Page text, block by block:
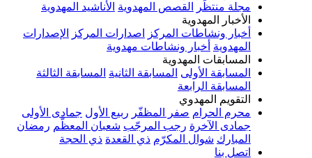
منتظَر
القصص المهدوية الأناشيد المهدوية
المهدوية
ونشاطات المركز اصدارات المركز الإصدارات
أخبار ونشاطات مهدوية
المهدوية
الأولى المسابقة الثانية المسابقة الثالثة
الرابعة
المهدوي
الحرام
صفر المظفّر ربيع الأول جمادى الأولى
رجب المرجّب شعبان المعظّم رمضان
شوال المكرّم ذي القعدة ذي الحجة